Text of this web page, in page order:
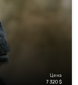
Цена
7 320 $